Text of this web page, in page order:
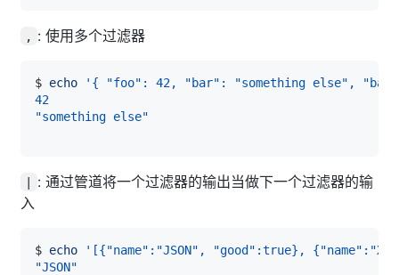
, : 使用多个过滤器
$ echo
'{ "foo": 42, "bar": "something else",
42
"something else"
|
: 通过管道将一个过滤器的输出当做下一个过滤器的输
入
$ echo
'[{"name":"JSON", "good":true},
"JSON"